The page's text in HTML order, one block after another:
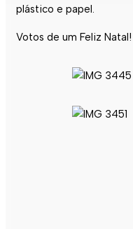
plástico e papel.
Votos de um Feliz Natal!